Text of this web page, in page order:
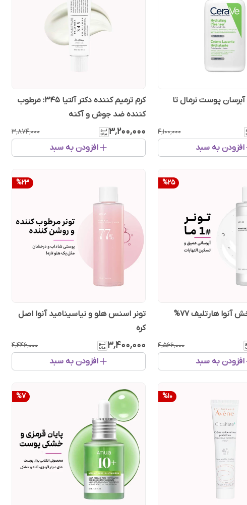
پوست نرمال تا
۴٬۱۰۰٬۰۰۰
افزودن به سبد
کرم ترمیم کننده دکتر آلتیا ۳۴۵: مرطوب
کننده ضد جوش و آکنه
۳٬۲۰۰٬۰۰۰ ۳٬۸۷۴٬۰۰۰
افزودن به سبد
%25
تونر آرامش بخش آنوا هارتلیف ۷۷%
۴٬۵۶۶٬۰۰۰
افزودن به سبد
%23
تونر اسنس هلو و نیاسینامید آنوا اصل
کره
۳٬۴۰۰٬۰۰۰ ۴٬۴۴۶٬۰۰۰
افزودن به سبد
%10
%7